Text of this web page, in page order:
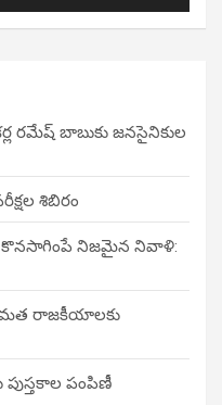
రమేష్ బాబుకు జనసైనికుల
శిబిరం
కొనసాగింపే నిజమైన నివాళి:
మత రాజకీయాలకు
పంపిణీ